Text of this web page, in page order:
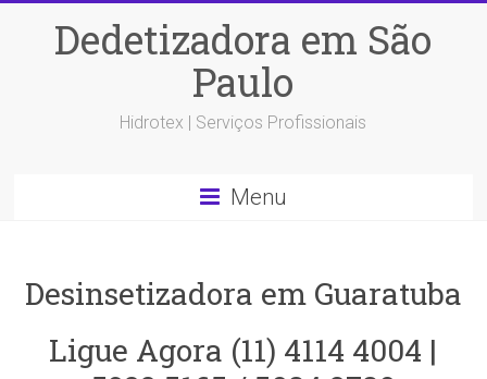
Dedetizadora em São
Paulo
Hidrotex | Serviços Profissionais
Menu
Desinsetizadora em Guaratuba
Ligue Agora (11) 4114 4004 |